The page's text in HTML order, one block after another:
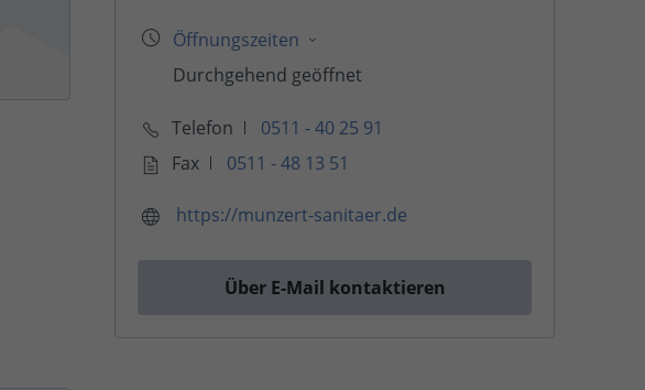
Telefon
0511 - 40 25 91
Fax
0511 - 48 13 51
https://munzert-sanitaer.de
Über E-Mail kontaktieren